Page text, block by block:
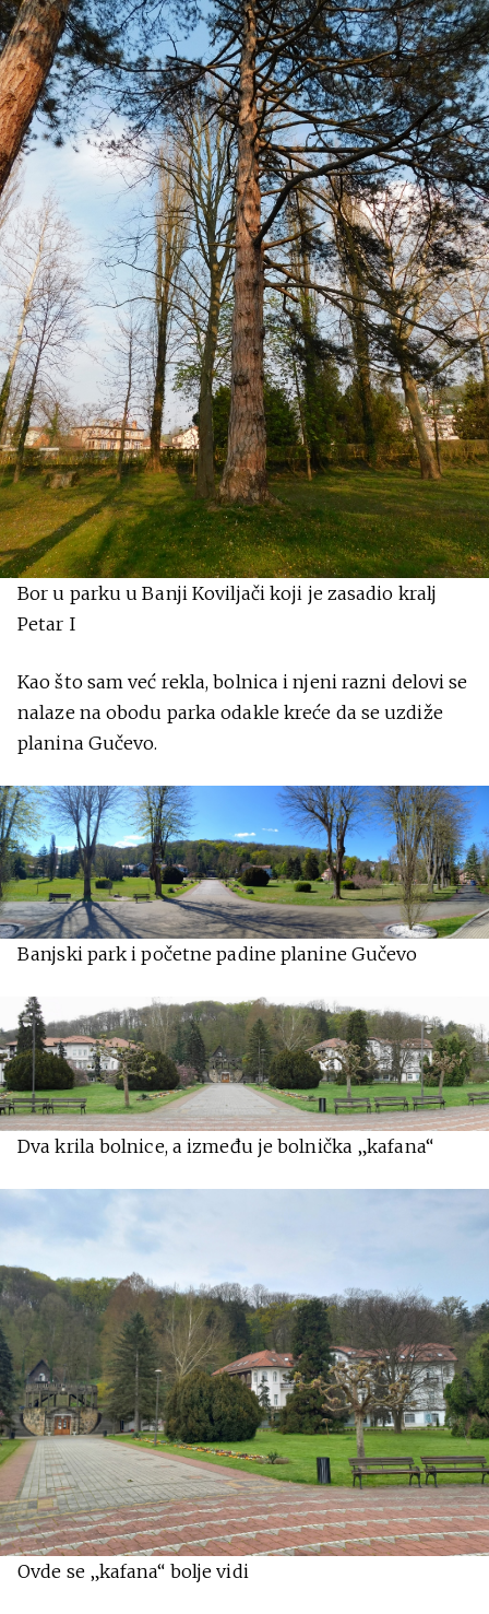
Bor u parku u Banji Koviljači koji je zasadio kralj
Petar I
Kao što sam već rekla, bolnica i njeni razni delovi se
nalaze na obodu parka odakle kreće da se uzdiže
planina Gučevo.
Banjski park i početne padine planine Gučevo
Dva krila bolnice, a između je bolnička „kafana“
Ovde se „kafana“ bolje vidi